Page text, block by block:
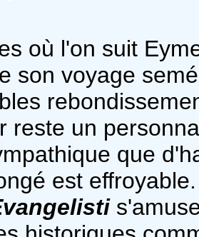
où l'on suit
son voyage
reste un
que
est